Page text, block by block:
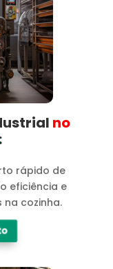
no
:
rápido de
eficiência e
cozinha.